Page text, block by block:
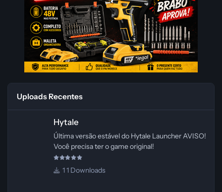
Uploads Recentes
Hytale
Última versão estável do Hytale Launcher AVISO!
Você precisa ter o game original!
1 Downloads